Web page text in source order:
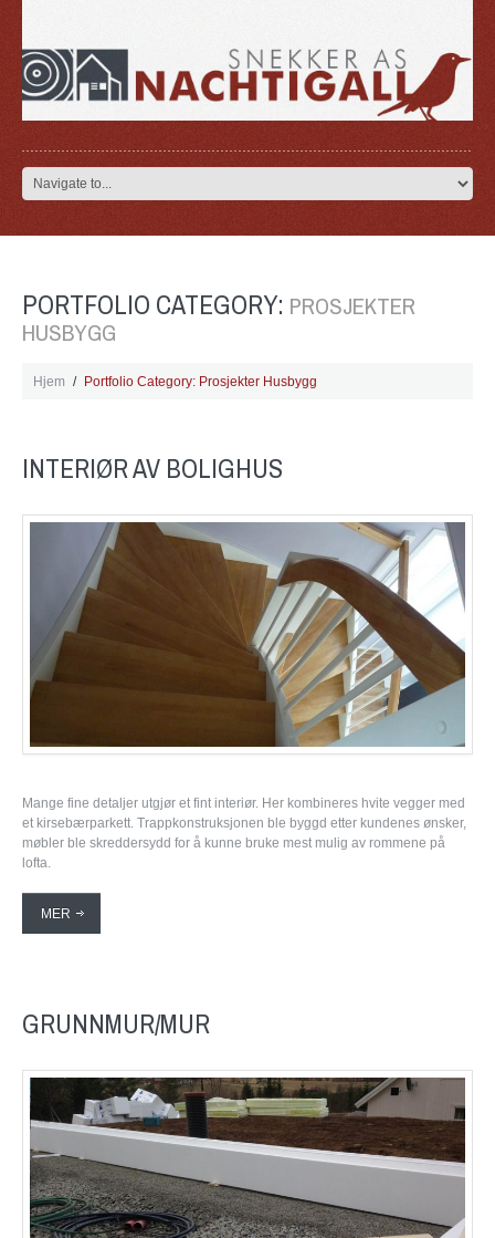
PORTFOLIO CATEGORY: PROSJEKTER
HUSBYGG
Hjem Portfolio Category: Prosjekter Husbygg
INTERIØR AV BOLIGHUS
Mange fine detaljer utgjør et fint interiør. Her kombineres hvite vegger med
et kirsebærparkett. Trappkonstruksjonen ble byggd etter kundenes ønsker,
møbler ble skreddersydd for å kunne bruke mest mulig av rommene på
lofta.
MER
GRUNNMUR/MUR